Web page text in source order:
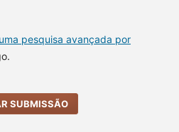
pesquisa avançada por
SUBMISSÃO